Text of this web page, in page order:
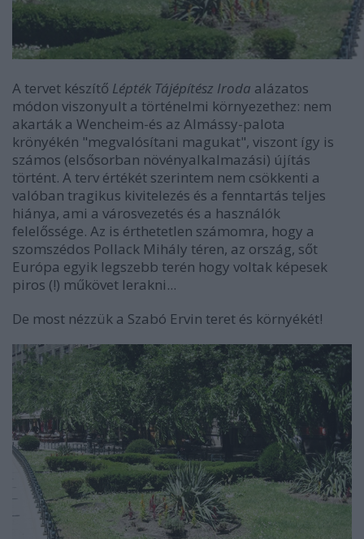
A tervet készítő Lépték Tájépítész Iroda alázatos
módon viszonyult a történelmi környezethez: nem
akarták a Wencheim-és az Almássy-palota
krönyékén "megvalósítani magukat", viszont így is
számos (elsősorban növényalkalmazási) újítás
történt. A terv értékét szerintem nem csökkenti a
valóban tragikus kivitelezés és a fenntartás teljes
hiánya, ami a városvezetés és a használók
felelőssége. Az is érthetetlen számomra, hogy a
szomszédos Pollack Mihály téren, az ország, sőt
Európa egyik legszebb terén hogy voltak képesek
piros (!) műkövet lerakni...
De most nézzük a Szabó Ervin teret és környékét!